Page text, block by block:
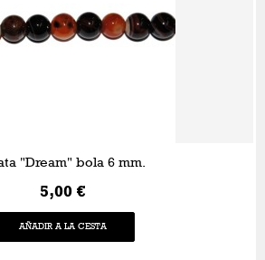
"Dream" bola 6 mm.
5,00 €
AÑADIR A LA CESTA